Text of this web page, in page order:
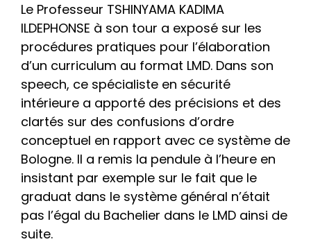
Le Professeur TSHINYAMA KADIMA
ILDEPHONSE à son tour a exposé sur les
procédures pratiques pour l’élaboration
d’un curriculum au format LMD. Dans son
speech, ce spécialiste en sécurité
intérieure a apporté des précisions et des
clartés sur des confusions d’ordre
conceptuel en rapport avec ce système de
Bologne. Il a remis la pendule à l’heure en
insistant par exemple sur le fait que le
graduat dans le système général n’était
pas l’égal du Bachelier dans le LMD ainsi de
suite.